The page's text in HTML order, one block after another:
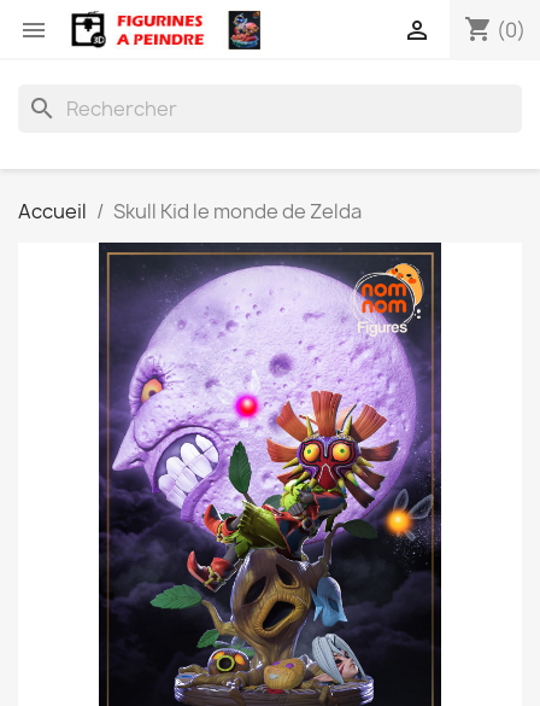
 shopping_cart (0)

search
Accueil Skull Kid le monde de Zelda